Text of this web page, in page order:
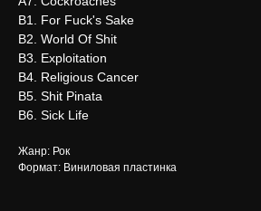
В1. For Fuck's Sake
В2. World Of Shit
В3. Exploitation
В4. Religious Cancer
В5. Shit Pinata
В6. Sick Life
Жанр: Рок
Формат: Виниловая пластинка